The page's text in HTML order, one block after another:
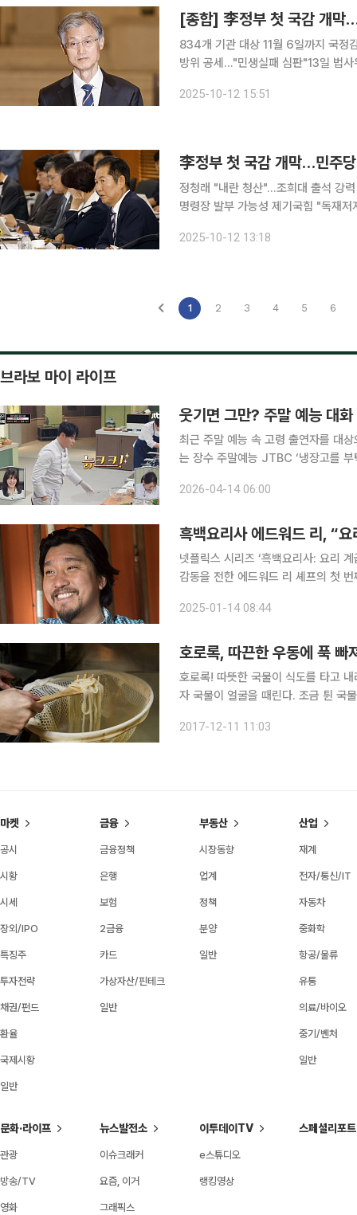
[종합] 李정부 첫 국감 개막
834개 기관 대상 11월 6일까지 국정
방위 공세…"민생실패 심판"13일 법사위 대법원 국정
'내란 잔재 청산'과 ‘사법개혁'을 목표
2025-10-12 15:51
李정부 첫 국감 개막…민주
정청래 "내란 청산"…조희대 출석 강
명령장 발부 가능성 제기국힘 "독재저지" 맞불…834개
혁 드라이브에 나선다. 여당은 이번
2025-10-12 13:18
1 2 3 4 5 6
브라보 마이 라이프
웃기면 그만? 주말 예능 대
최근 주말 예능 속 고령 출연자를 대
는 장수 주말예능 JTBC ‘냉장고를 부
2026-04-14 06:00
흑백요리사 에드워드 리, “
넷플릭스 시리즈 ‘흑백요리사: 요리
감동을 전한 에드워드 리 셰프의 첫 번째 요리
악관 만찬 셰프로 출전해 전문가의 품
2025-01-14 08:44
호로록, 따끈한 우동에 푹 빠
호로록! 따뜻한 국물이 식도를 타고
자 국물이 얼굴을 때린다. 조금 튄 국
굴을 알린 정호영 셰프가 운영하는 우
2017-12-11 11:03
마켓
공시
시황
시세
장외/IPO
특징주
투자전략
채권/펀드
환율
국제시황
일반
금융
금융정책
은행
보험
2금융
카드
가상자산/핀테크
일반
부동산
시장동향
업계
정책
분양
일반
산업
재계
전자/통신/IT
자동차
중화학
항공/물류
유통
의료/바이오
중기/벤처
일반
문화·라이프
관광
방송/TV
영화
뉴스발전소
이슈크래커
요즘, 이거
그래픽스
이투데이TV
e스튜디오
랭킹영상
스페셜리포트